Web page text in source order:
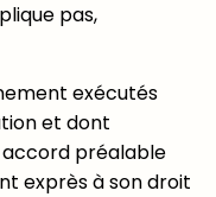
pas,
exécutés
et dont
préalable
exprès à son droit